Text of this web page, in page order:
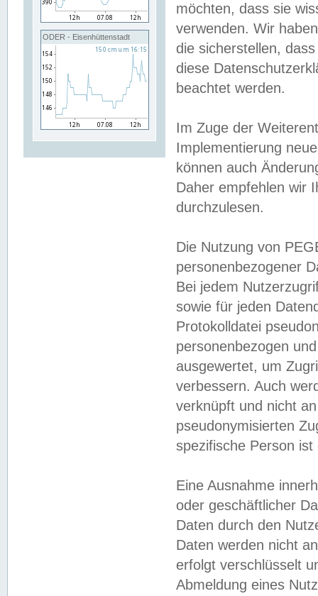
ODER - Eisenhüttenstadt
möchten, dass sie
verwenden. Wir
die sicherstellen,
diese
beachtet werden.
Im Zuge der
Implementierung
können auch
Daher empfehlen wir
durchzulesen.
Die Nutzung von
personenbezogener
Bei jedem
sowie für jeden
Protokolldatei
personenbezogen
ausgewertet, um
verbessern. Auch
verknüpft und nicht
pseudonymisierten
spezifische Person
Eine Ausnahme
oder geschäftlicher
Daten durch den
Daten werden nicht
erfolgt verschlüsselt
Abmeldung eines